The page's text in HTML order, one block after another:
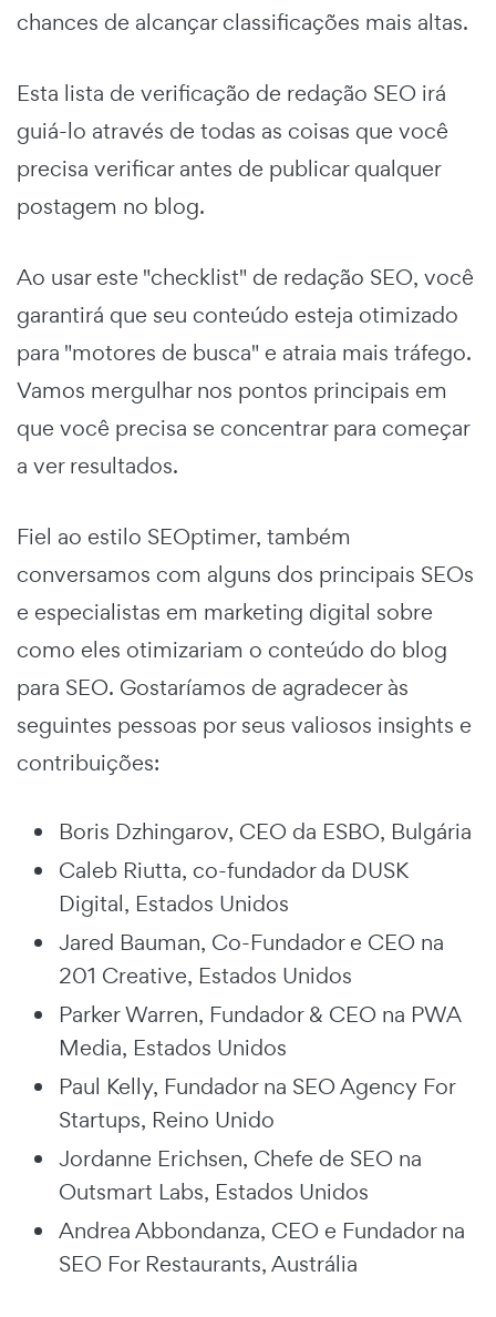
chances de alcançar classificações mais altas.
Esta lista de verificação de redação SEO irá
guiá-lo através de todas as coisas que você
precisa verificar antes de publicar qualquer
postagem no blog.
Ao usar este "checklist" de redação SEO, você
garantirá que seu conteúdo esteja otimizado
para "motores de busca" e atraia mais tráfego.
Vamos mergulhar nos pontos principais em
que você precisa se concentrar para começar
a ver resultados.
Fiel ao estilo SEOptimer, também
conversamos com alguns dos principais SEOs
e especialistas em marketing digital sobre
como eles otimizariam o conteúdo do blog
para SEO. Gostaríamos de agradecer às
seguintes pessoas por seus valiosos insights e
contribuições:
Boris Dzhingarov, CEO da ESBO, Bulgária
Caleb Riutta, co-fundador da DUSK
Digital, Estados Unidos
Jared Bauman, Co-Fundador e CEO na
201 Creative, Estados Unidos
Parker Warren, Fundador & CEO na PWA
Media, Estados Unidos
Paul Kelly, Fundador na SEO Agency For
Startups, Reino Unido
Jordanne Erichsen, Chefe de SEO na
Outsmart Labs, Estados Unidos
Andrea Abbondanza, CEO e Fundador na
SEO For Restaurants, Austrália